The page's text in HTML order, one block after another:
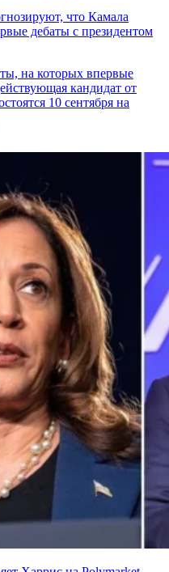
что Камала
дебаты с президентом
на которых впервые
кандидат от
10 сентября на